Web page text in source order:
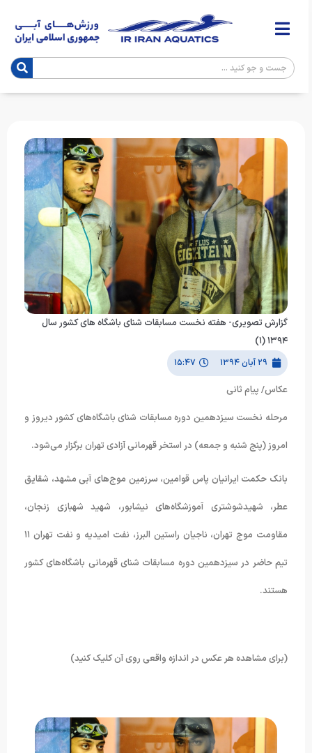
گزارش تصویری- هفته نخست مسابقات شنای باشگاه های کشور سال
۱۳۹۴ (۱)
۲۹ آبان ۱۳۹۴ ۱۵:۴۷
عکاس/ پیام ثانی
مرحله نخست سیزدهمین دوره مسابقات شنای باشگاه‌های کشور دیروز و
امروز (پنج شنبه و جمعه) در استخر قهرمانی آزادی تهران برگزار می‌شود.
بانک حکمت ایرانیان پاس قوامین، سرزمین موج‌های آبی مشهد، شقایق
عطر، شهیدشوشتری آموزشگاه‌های نیشابور، شهید شهبازی زنجان،
مقاومت موج تهران، ناجیان راستین البرز، نفت امیدیه و نفت تهران ۱۱
تیم حاضر در سیزدهمین دوره مسابقات شنای قهرمانی باشگاه‌های کشور
هستند.
(برای مشاهده هر عکس در اندازه واقعی روی آن کلیک کنید)